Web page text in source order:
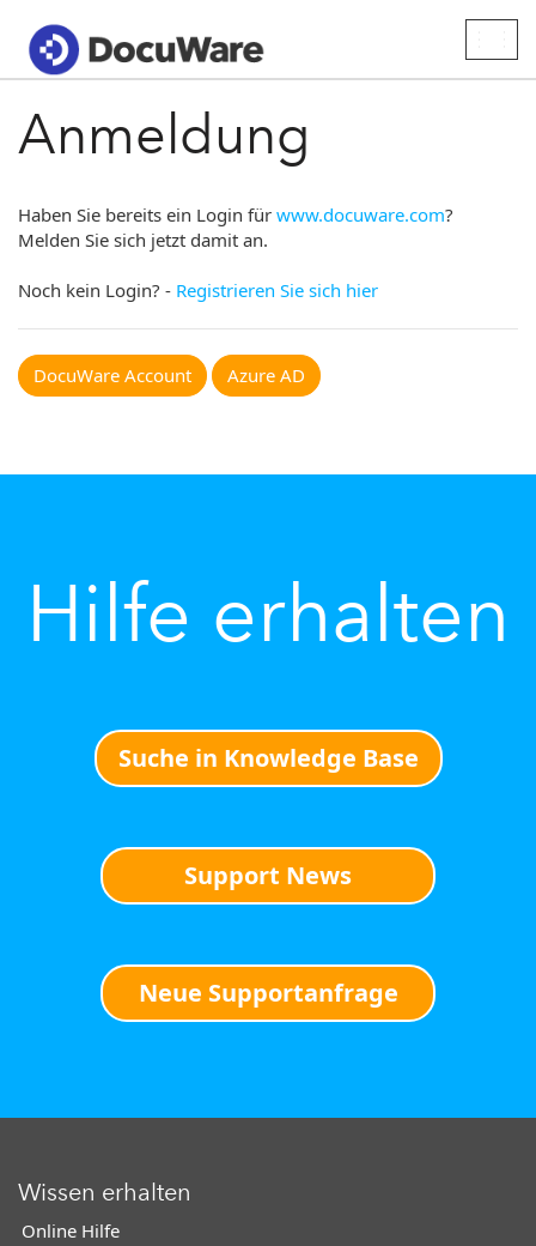
Anmeldung
Haben Sie bereits ein Login für www.docuware.com?
Melden Sie sich jetzt damit an.
Noch kein Login? - Registrieren Sie sich hier
DocuWare Account Azure AD
Hilfe erhalten
Suche in Knowledge Base
Support News
Neue Supportanfrage
Wissen erhalten
Online Hilfe